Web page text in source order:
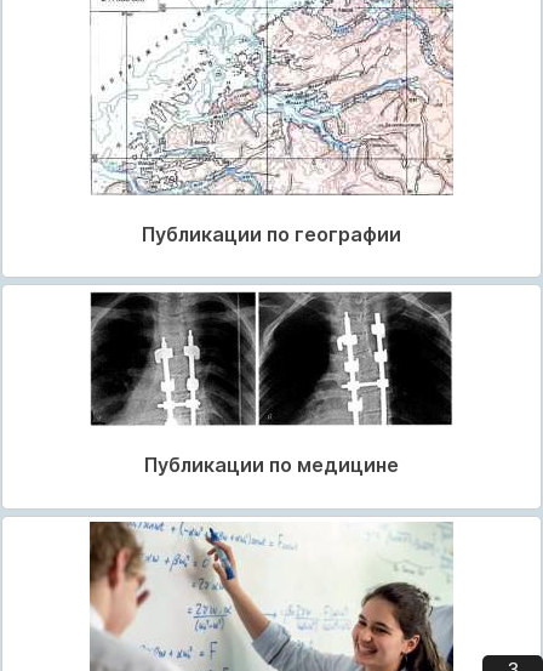
Публикации по географии
Публикации по медицине